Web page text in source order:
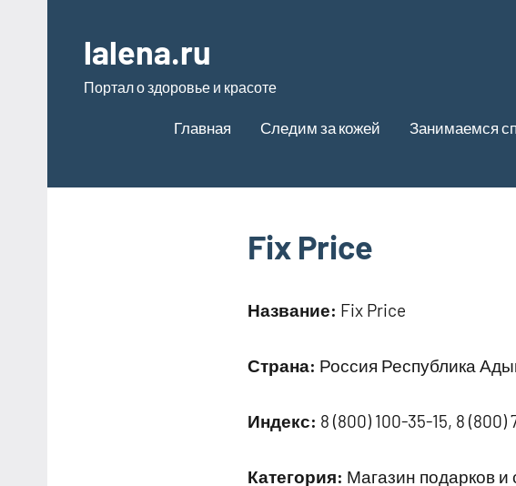
содержимому
lalena.ru
Портал о здоровье и красоте
Главная Следим за кожей Занимаемся
Fix Price
Название: Fix Price
Страна: Россия Республика
Индекс: 8 (800) 100-35-15, 8 (800)
Категория: Магазин подарков